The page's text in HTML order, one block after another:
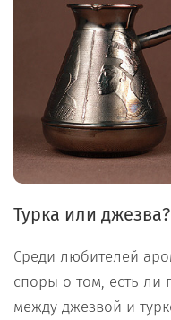
Турка или джезва?
Среди любителей
споры о том, есть ли
между джезвой и